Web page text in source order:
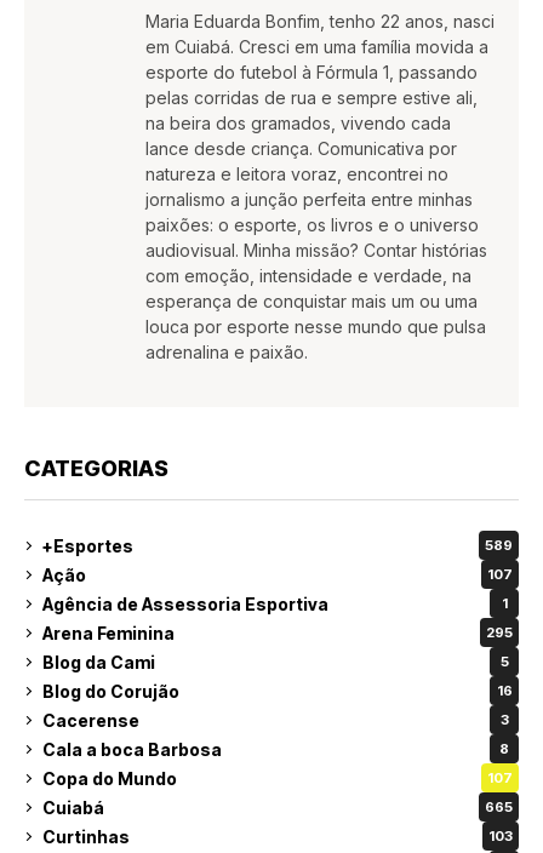
Maria Eduarda Bonfim, tenho 22 anos, nasci
em Cuiabá. Cresci em uma família movida a
esporte do futebol à Fórmula 1, passando
pelas corridas de rua e sempre estive ali,
na beira dos gramados, vivendo cada
lance desde criança. Comunicativa por
natureza e leitora voraz, encontrei no
jornalismo a junção perfeita entre minhas
paixões: o esporte, os livros e o universo
audiovisual. Minha missão? Contar histórias
com emoção, intensidade e verdade, na
esperança de conquistar mais um ou uma
louca por esporte nesse mundo que pulsa
adrenalina e paixão.
CATEGORIAS
+Esportes 589
Ação 107
Agência de Assessoria Esportiva 1
Arena Feminina 295
Blog da Cami 5
Blog do Corujão 16
Cacerense 3
Cala a boca Barbosa 8
Copa do Mundo 107
Cuiabá 665
Curtinhas 103